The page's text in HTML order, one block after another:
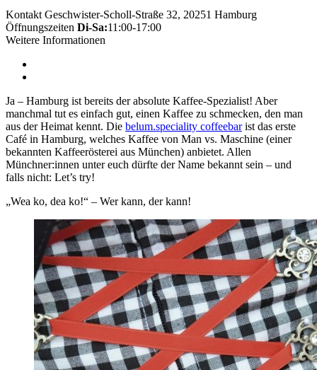
Kontakt Geschwister-Scholl-Straße 32, 20251 Hamburg
Öffnungszeiten Di-Sa:11:00-17:00
Weitere Informationen
Ja – Hamburg ist bereits der absolute Kaffee-Spezialist! Aber
manchmal tut es einfach gut, einen Kaffee zu schmecken, den man
aus der Heimat kennt. Die belum.speciality coffeebarist das erste
Café in Hamburg, welches Kaffee von Man vs. Maschine (einer
bekannten Kaffeerösterei aus München) anbietet. Allen
Münchner:innen unter euch dürfte der Name bekannt sein – und
falls nicht: Let’s try!
„Wea ko, dea ko!“ – Wer kann, der kann!